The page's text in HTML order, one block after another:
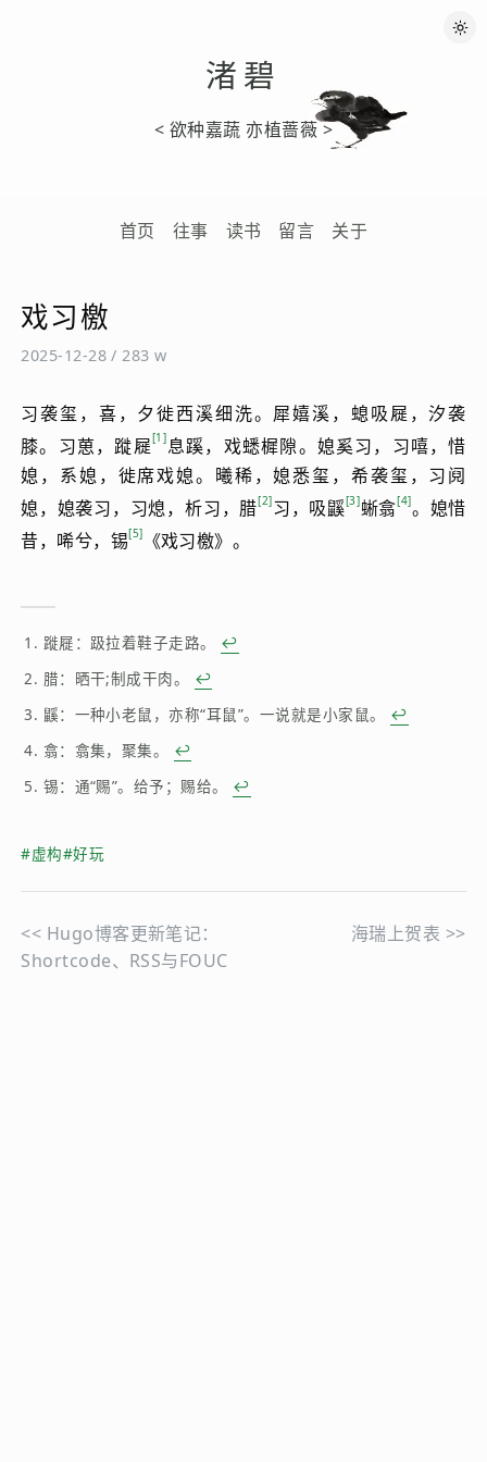
渚碧
< 欲种嘉蔬 亦植蔷薇 >
首页 往事 读书 留言 关于
戏习檄
2025-12-28/283 w
习袭玺，喜，夕徙西溪细洗。犀嬉溪，螅吸屣，汐袭
膝。习葸，蹝屣 1 息蹊，戏蟋樨隙。媳奚习，习嘻，惜
媳，系媳，徙席戏媳。曦稀，媳悉玺，希袭玺，习阋
媳，媳袭习，习熄，析习，腊 2 习，吸鼷 3 蜥翕 4 。媳惜
昔，唏兮，锡 5 《戏习檄》。
蹝屣：趿拉着鞋子走路。 ↩︎
腊：晒干;制成干肉。 ↩︎
鼷：一种小老鼠，亦称“耳鼠”。一说就是小家鼠。 ↩︎
翕：翕集，聚集。 ↩︎
锡：通“赐”。给予；赐给。 ↩︎
#虚构#好玩
<< Hugo博客更新笔记：
Shortcode、RSS与FOUC
海瑞上贺表 >>